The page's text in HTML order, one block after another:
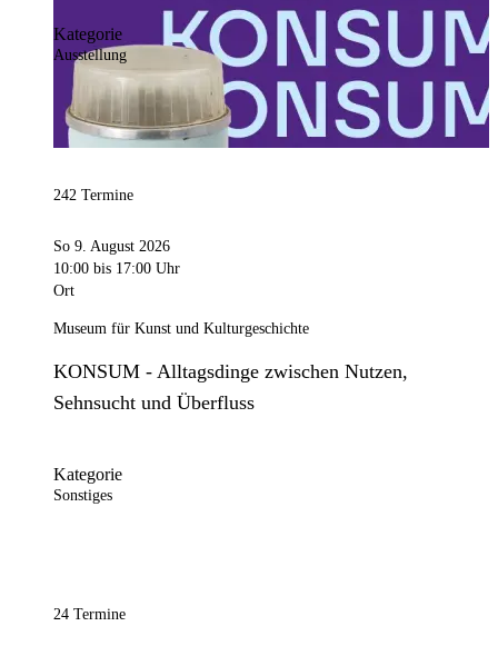
Kategorie
Ausstellung
242 Termine
So 9. August 2026
10:00 bis 17:00 Uhr
Ort
Museum für Kunst und Kulturgeschichte
KONSUM - Alltagsdinge zwischen Nutzen,
Sehnsucht und Überfluss
Kategorie
Sonstiges
24 Termine